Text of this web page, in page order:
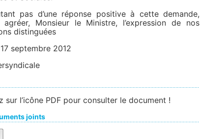
pas d’une réponse positive à cette demande,
agréer, Monsieur le Ministre, l’expression de nos
distinguées
septembre 2012
sur l’icône PDF pour consulter le document !
joints